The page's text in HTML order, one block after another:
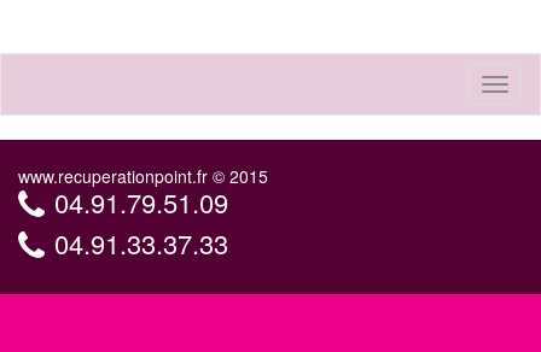
www.recuperationpoint.fr © 2015
04.91.79.51.09
04.91.33.37.33